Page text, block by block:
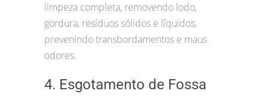
limpeza completa, removendo lodo,
gordura, resíduos sólidos e líquidos,
prevenindo transbordamentos e maus
odores.
4. Esgotamento de Fossa